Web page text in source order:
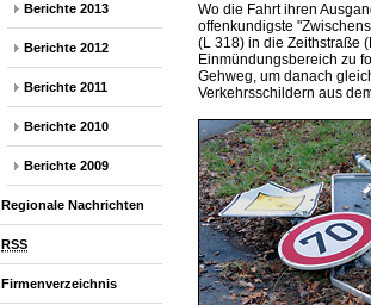
Berichte 2013
Berichte 2012
Berichte 2011
Berichte 2010
Berichte 2009
Regionale Nachrichten
RSS
Firmenverzeichnis
Wo die Fahrt ihren
offenkundigste
(L 318) in die Zeithstraße
Einmündungsbereich zu
Gehweg, um danach
Verkehrsschildern aus